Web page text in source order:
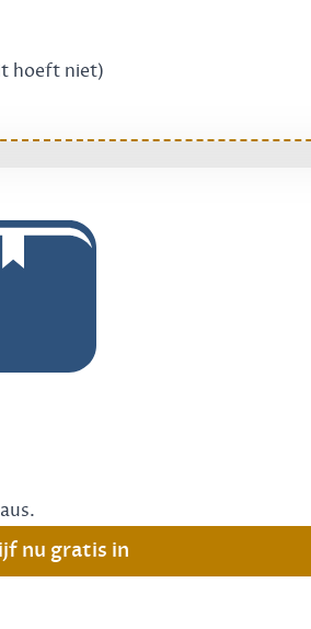
hoeft niet)
nu gratis in